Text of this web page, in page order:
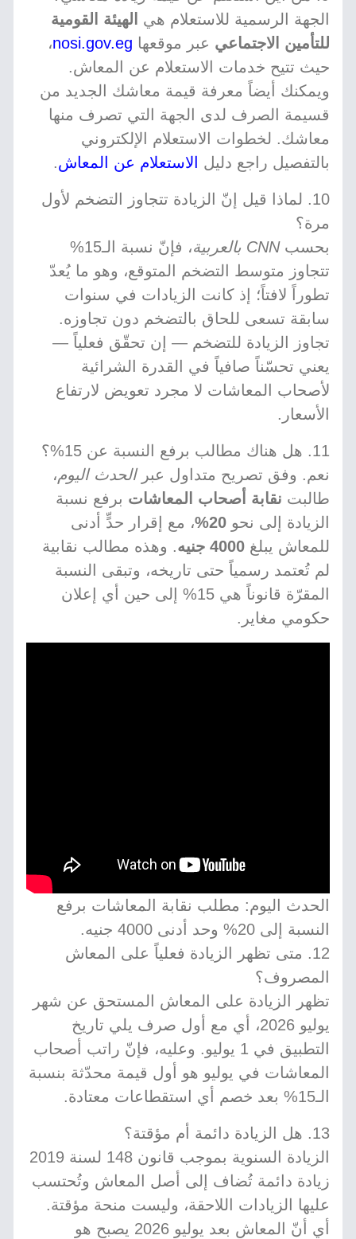
الجهة الرسمية للاستعلام هي
الهيئة القومية
للتأمين الاجتماعي عبر موقعها nosi.gov.eg،
حيث تتيح خدمات الاستعلام عن المعاش.
ويمكنك أيضاً معرفة قيمة معاشك الجديد من
قسيمة الصرف لدى الجهة التي تصرف منها
معاشك. لخطوات الاستعلام الإلكتروني
بالتفصيل راجع دليل
الاستعلام عن المعاش.
10. لماذا قيل إنّ الزيادة تتجاوز التضخم لأول
مرة؟
بحسبCNN بالعربية
، فإنّ نسبة الـ15%
تتجاوز متوسط التضخم المتوقع، وهو ما يُعدّ
تطوراً لافتاً؛ إذ كانت الزيادات في سنوات
سابقة تسعى للحاق بالتضخم دون تجاوزه.
تجاوز الزيادة للتضخم — إن تحقّق فعلياً —
يعني تحسّناً صافياً في القدرة الشرائية
لأصحاب المعاشات لا مجرد تعويض لارتفاع
الأسعار.
11. هل هناك مطالب برفع النسبة عن 15%؟
نعم. وفق تصريح متداول عبرالحدث اليوم،
طالبت نقابة أصحاب المعاشات برفع نسبة
الزيادة إلى نحو 20%
، مع إقرار حدٍّ أدنى
للمعاش يبلغ 4000 جنيه
. وهذه مطالب نقابية
لم تُعتمد رسمياً حتى تاريخه، وتبقى النسبة
المقرّة قانوناً هي 15% إلى حين أي إعلان
حكومي مغاير.
الحدث اليوم: مطلب نقابة المعاشات برفع
النسبة إلى 20% وحد أدنى 4000 جنيه.
12. متى تظهر الزيادة فعلياً على المعاش
المصروف؟
تظهر الزيادة على المعاش المستحق عن شهر
يوليو 2026، أي مع أول صرف يلي تاريخ
التطبيق في 1 يوليو. وعليه، فإنّ راتب أصحاب
المعاشات في يوليو هو أول قيمة محدّثة بنسبة
الـ15% بعد خصم أي استقطاعات معتادة.
13. هل الزيادة دائمة أم مؤقتة؟
الزيادة السنوية بموجب قانون 148 لسنة 2019
زيادة دائمة تُضاف إلى أصل المعاش وتُحتسب
عليها الزيادات اللاحقة، وليست منحة مؤقتة.
أي أنّ المعاش بعد يوليو 2026 يصبح هو